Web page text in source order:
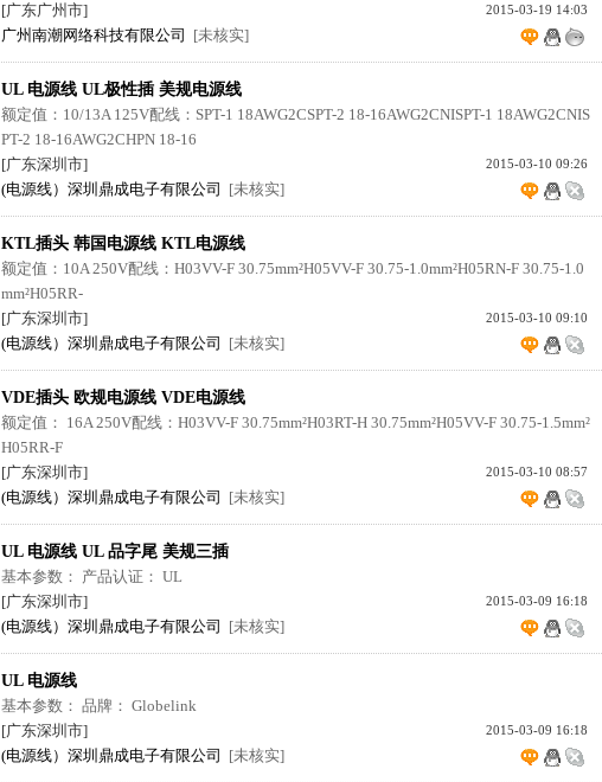
2015-03-19 14:03
[广东广州市]
广州南潮网络科技有限公司
[未核实]
UL 电源线 UL极性插 美规电源线
额定值：10/13A 125V配线：SPT-1 18AWG2CSPT-2 18-16AWG2CNISPT-1 18AWG2CNIS
PT-2 18-16AWG2CHPN 18-16
2015-03-10 09:26
[广东深圳市]
(电源线）深圳鼎成电子有限公司
[未核实]
KTL插头 韩国电源线 KTL电源线
额定值：10A 250V配线：H03VV-F 30.75mm²H05VV-F 30.75-1.0mm²H05RN-F 30.75-1.0
mm²H05RR-
2015-03-10 09:10
[广东深圳市]
(电源线）深圳鼎成电子有限公司
[未核实]
VDE插头 欧规电源线 VDE电源线
额定值： 16A 250V配线：H03VV-F 30.75mm²H03RT-H 30.75mm²H05VV-F 30.75-1.5mm²
H05RR-F
2015-03-10 08:57
[广东深圳市]
(电源线）深圳鼎成电子有限公司
[未核实]
UL 电源线 UL 品字尾 美规三插
基本参数： 产品认证： UL
2015-03-09 16:18
[广东深圳市]
(电源线）深圳鼎成电子有限公司
[未核实]
UL 电源线
基本参数： 品牌： Globelink
2015-03-09 16:18
[广东深圳市]
(电源线）深圳鼎成电子有限公司
[未核实]